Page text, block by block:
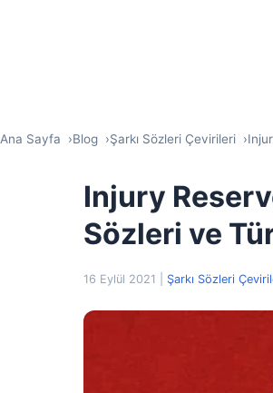
Ana Sayfa Blog Şarkı Sözleri Çevirileri
Injury
Sözleri ve
16 Eylül 2021 Şarkı Sözleri